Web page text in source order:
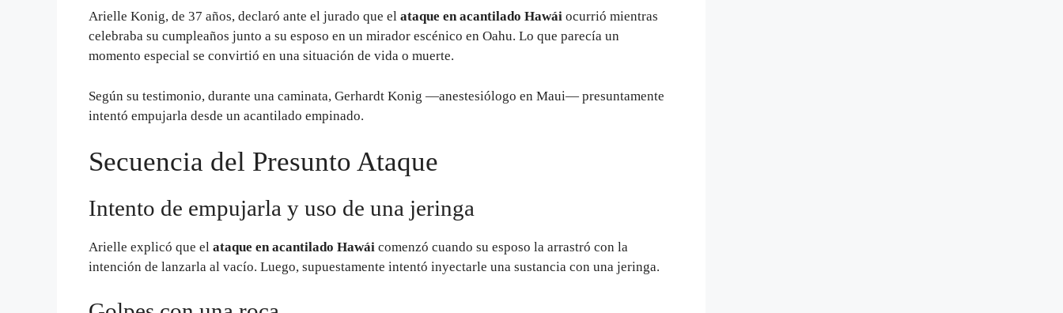
Arielle Konig, de 37 años, declaró ante el jurado que el ataque en acantilado Hawái ocurrió mientras
celebraba su cumpleaños junto a su esposo en un mirador escénico en Oahu. Lo que parecía un
momento especial se convirtió en una situación de vida o muerte.
Según su testimonio, durante una caminata, Gerhardt Konig —anestesiólogo en Maui— presuntamente
intentó empujarla desde un acantilado empinado.
Secuencia del Presunto Ataque
Intento de empujarla y uso de una jeringa
Arielle explicó que el ataque en acantilado Hawái comenzó cuando su esposo la arrastró con la
intención de lanzarla al vacío. Luego, supuestamente intentó inyectarle una sustancia con una jeringa.